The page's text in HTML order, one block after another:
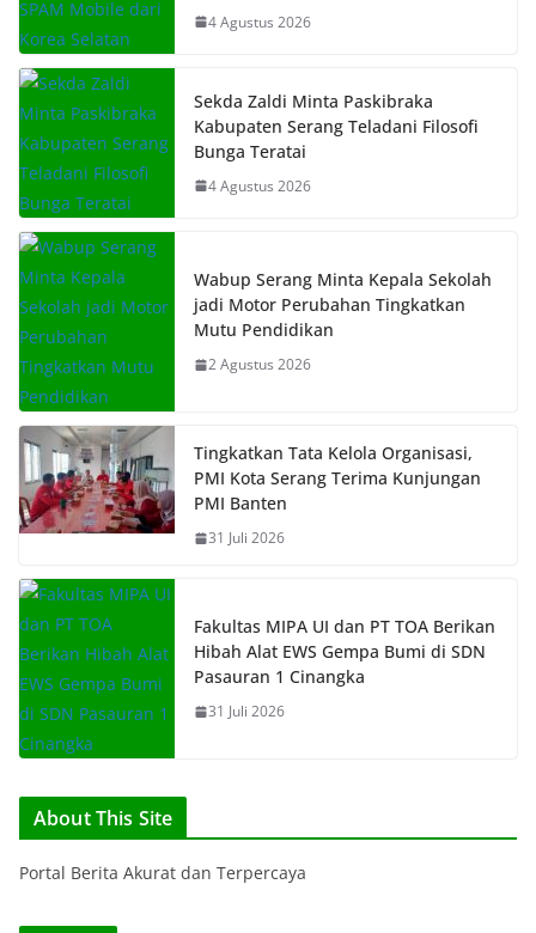
4 Agustus 2026
Sekda Zaldi Minta Paskibraka
Kabupaten Serang Teladani Filosofi
Bunga Teratai
4 Agustus 2026
Wabup Serang Minta Kepala Sekolah
jadi Motor Perubahan Tingkatkan
Mutu Pendidikan
2 Agustus 2026
Tingkatkan Tata Kelola Organisasi,
PMI Kota Serang Terima Kunjungan
PMI Banten
31 Juli 2026
Fakultas MIPA UI dan PT TOA Berikan
Hibah Alat EWS Gempa Bumi di SDN
Pasauran 1 Cinangka
31 Juli 2026
About This Site
Portal Berita Akurat dan Terpercaya